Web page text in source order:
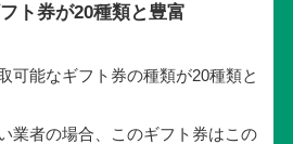
ト券が20種類と豊富
可能なギフト券の種類が20種類と
業者の場合、このギフト券はこの